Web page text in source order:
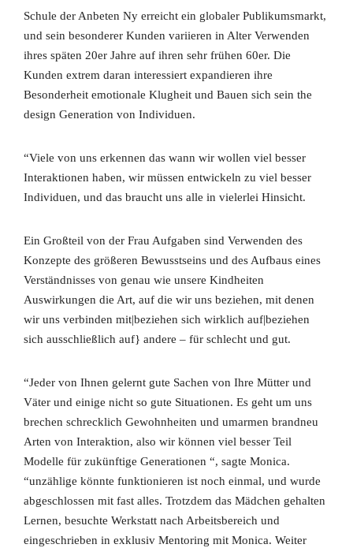
Schule der Anbeten Ny erreicht ein globaler Publikumsmarkt,
und sein besonderer Kunden variieren in Alter Verwenden
ihres späten 20er Jahre auf ihren sehr frühen 60er. Die
Kunden extrem daran interessiert expandieren ihre
Besonderheit emotionale Klugheit und Bauen sich sein the
design Generation von Individuen.
“Viele von uns erkennen das wann wir wollen viel besser
Interaktionen haben, wir müssen entwickeln zu viel besser
Individuen, und das braucht uns alle in vielerlei Hinsicht.
Ein Großteil von der Frau Aufgaben sind Verwenden des
Konzepte des größeren Bewusstseins und des Aufbaus eines
Verständnisses von genau wie unsere Kindheiten
Auswirkungen die Art, auf die wir uns beziehen, mit denen
wir uns verbinden mit|beziehen sich wirklich auf|beziehen
sich ausschließlich auf} andere – für schlecht und gut.
“Jeder von Ihnen gelernt gute Sachen von Ihre Mütter und
Väter und einige nicht so gute Situationen. Es geht um uns
brechen schrecklich Gewohnheiten und umarmen brandneu
Arten von Interaktion, also wir können viel besser Teil
Modelle für zukünftige Generationen “, sagte Monica.
“unzählige könnte funktionieren ist noch einmal, und wurde
abgeschlossen mit fast alles. Trotzdem das Mädchen gehalten
Lernen, besuchte Werkstatt nach Arbeitsbereich und
eingeschrieben in exklusiv Mentoring mit Monica. Weiter